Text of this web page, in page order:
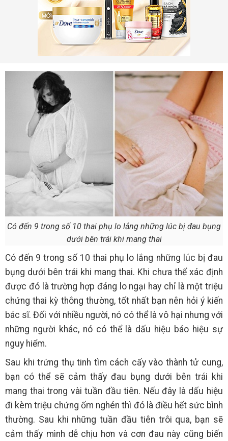
Có đến 9 trong số 10 thai phụ lo lắng những lúc bị đau bụng
dưới bên trái khi mang thai
Có đến 9 trong số 10 thai phụ lo lắng những lúc bị đau
bụng dưới bên trái khi mang thai. Khi chưa thể xác định
được đó là trường hợp đáng lo ngại hay chỉ là một triệu
chứng thai kỳ thông thường, tốt nhất bạn nên hỏi ý kiến
bác sĩ. Đối với nhiều người, nó có thể là vô hại nhưng với
những người khác, nó có thể là dấu hiệu báo hiệu sự
nguy hiểm.
Sau khi trứng thụ tinh tìm cách cấy vào thành tử cung,
bạn có thể sẽ cảm thấy đau bụng dưới bên trái khi
mang thai trong vài tuần đầu tiên. Nếu đây là dấu hiệu
đi kèm triệu chứng ốm nghén thì đó là điều hết sức bình
thường. Sau khi những tuần đầu tiên trôi qua, bạn sẽ
cảm thấy mình dễ chịu hơn và cơn đau này cũng biến